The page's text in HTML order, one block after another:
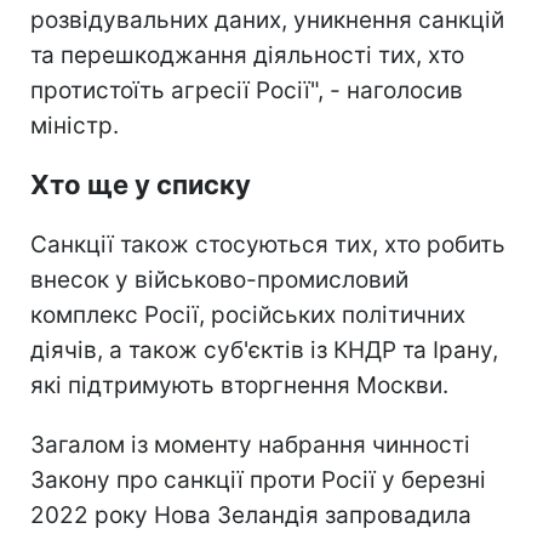
розвідувальних даних, уникнення санкцій
та перешкоджання діяльності тих, хто
протистоїть агресії Росії", - наголосив
міністр.
Хто ще у списку
Санкції також стосуються тих, хто робить
внесок у військово-промисловий
комплекс Росії, російських політичних
діячів, а також суб'єктів із КНДР та Ірану,
які підтримують вторгнення Москви.
Загалом із моменту набрання чинності
Закону про санкції проти Росії у березні
2022 року Нова Зеландія запровадила